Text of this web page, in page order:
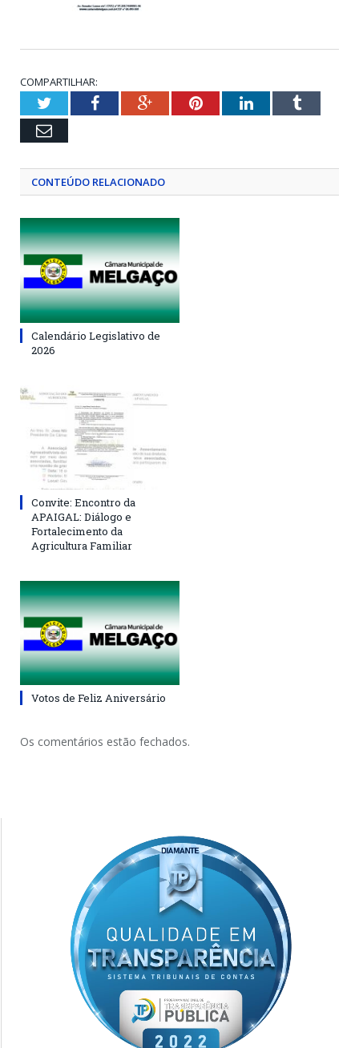
COMPARTILHAR:
TwitterFacebookGoogle+PinterestLinkedInTumblr
Email
CONTEÚDO RELACIONADO
Calendário Legislativo de
2026
Convite: Encontro da
APAIGAL: Diálogo e
Fortalecimento da
Agricultura Familiar
Votos de Feliz Aniversário
Os comentários estão fechados.